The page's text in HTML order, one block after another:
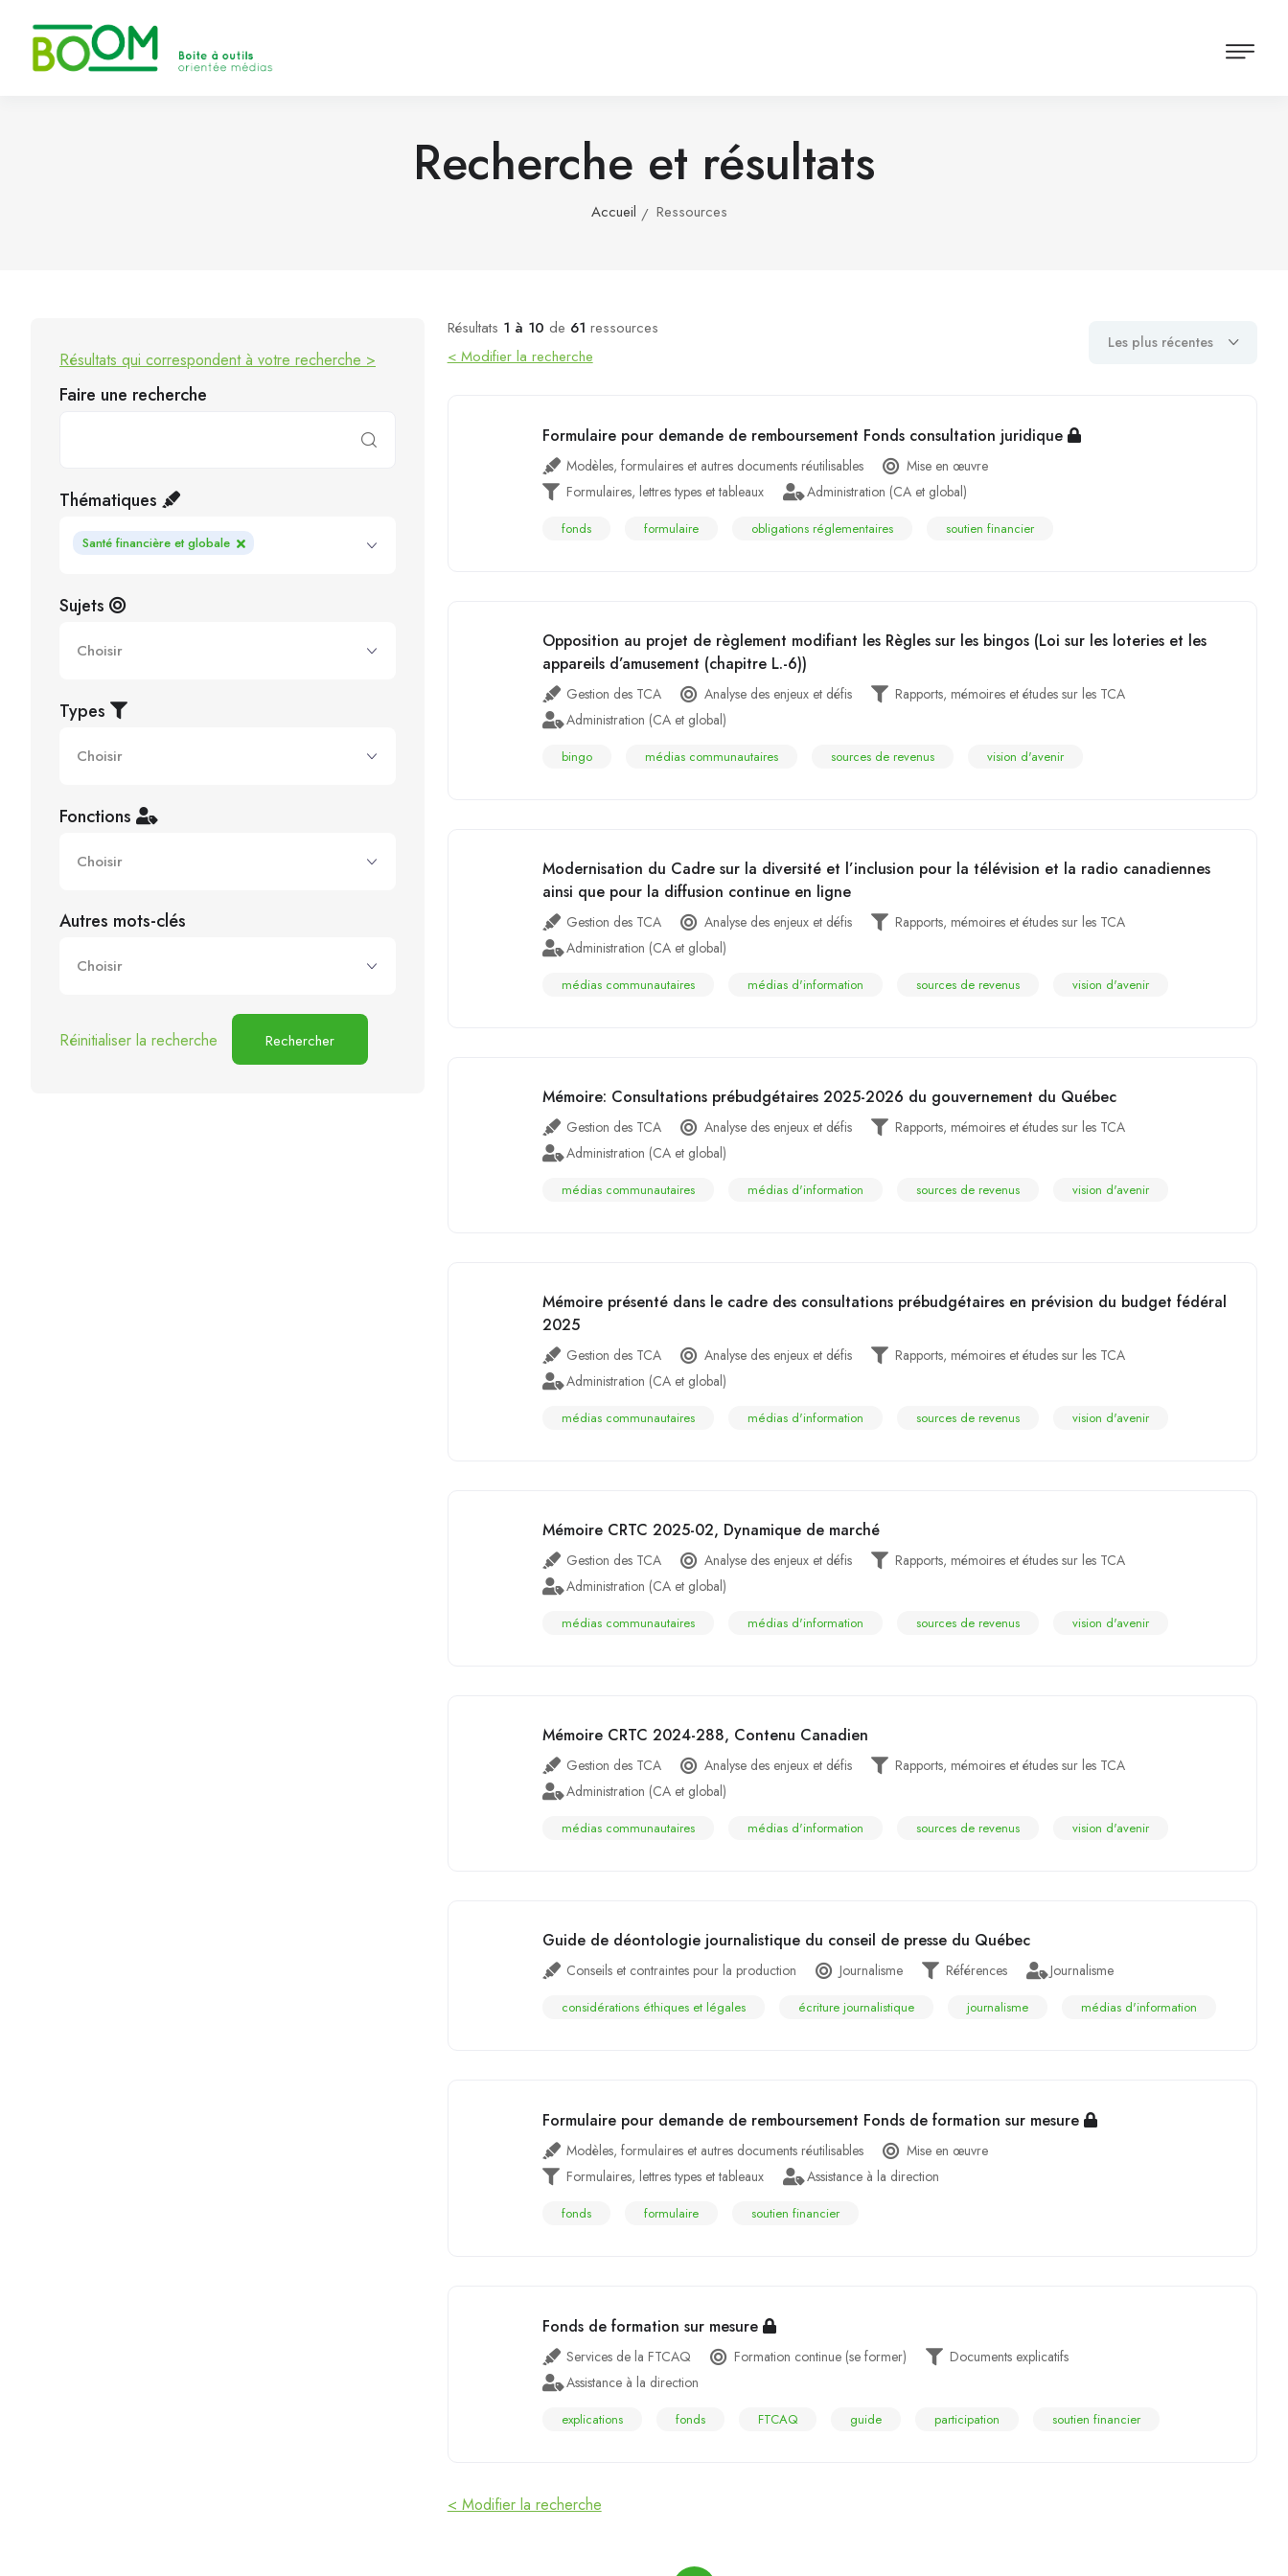
Recherche et résultats
Accueil Ressources
Résultats qui correspondent à votre recherche >
Faire une recherche
Thématiques
Santé financière et globale
Sujets
Types
Fonctions
Autres mots-clés
Réinitialiser la recherche Rechercher
Résultats 1 à 10 de 61 ressources
< Modifier la recherche
Les plus récentes
Formulaire pour demande de remboursement Fonds consultation juridique
Modèles, formulaires et autres documents réutilisables
Mise en œuvre
Formulaires, lettres types et tableaux
Administration (CA et global)
fonds formulaire obligations réglementaires soutien financier
Opposition au projet de règlement modifiant les Règles sur les bingos (Loi sur les loteries et les
appareils d’amusement (chapitre L.-6))
Gestion des TCA Analyse des enjeux et défis
Rapports, mémoires et études sur les TCA
Administration (CA et global)
bingo médias communautaires sources de revenus vision d'avenir
Modernisation du Cadre sur la diversité et l’inclusion pour la télévision et la radio canadiennes
ainsi que pour la diffusion continue en ligne
Gestion des TCA Analyse des enjeux et défis
Rapports, mémoires et études sur les TCA
Administration (CA et global)
médias communautaires médias d'information sources de revenus vision d'avenir
Mémoire: Consultations prébudgétaires 2025-2026 du gouvernement du Québec
Gestion des TCA Analyse des enjeux et défis
Rapports, mémoires et études sur les TCA
Administration (CA et global)
médias communautaires médias d'information sources de revenus vision d'avenir
Mémoire présenté dans le cadre des consultations prébudgétaires en prévision du budget fédéral
2025
Gestion des TCA Analyse des enjeux et défis
Rapports, mémoires et études sur les TCA
Administration (CA et global)
médias communautaires médias d'information sources de revenus vision d'avenir
Mémoire CRTC 2025-02, Dynamique de marché
Gestion des TCA Analyse des enjeux et défis
Rapports, mémoires et études sur les TCA
Administration (CA et global)
médias communautaires médias d'information sources de revenus vision d'avenir
Mémoire CRTC 2024-288, Contenu Canadien
Gestion des TCA Analyse des enjeux et défis
Rapports, mémoires et études sur les TCA
Administration (CA et global)
médias communautaires médias d'information sources de revenus vision d'avenir
Guide de déontologie journalistique du conseil de presse du Québec
Conseils et contraintes pour la production Journalisme Références Journalisme
considérations éthiques et légales écriture journalistique journalisme médias d'information
Formulaire pour demande de remboursement Fonds de formation sur mesure
Modèles, formulaires et autres documents réutilisables
Mise en œuvre
Formulaires, lettres types et tableaux
Assistance à la direction
fonds formulaire soutien financier
Fonds de formation sur mesure
Services de la FTCAQ Formation continue (se former)
Documents explicatifs
Assistance à la direction
explications fonds FTCAQ guide participation soutien financier
< Modifier la recherche